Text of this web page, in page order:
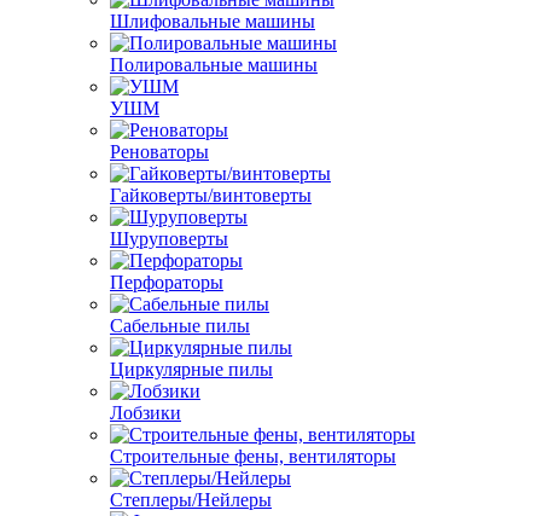
Шлифовальные машины
Полировальные машины
УШМ
Реноваторы
Гайковерты/винтоверты
Шуруповерты
Перфораторы
Сабельные пилы
Циркулярные пилы
Лобзики
Строительные фены, вентиляторы
Степлеры/Нейлеры